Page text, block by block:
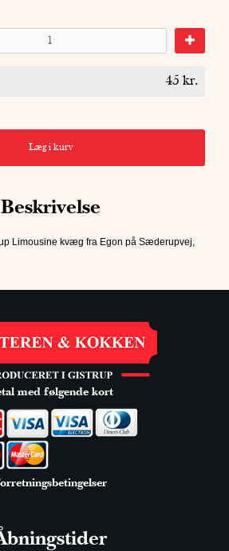
45 kr.
Læg i kurv
Beskrivelse
Limousine kvæg fra Egon på Sæderupvej,
med følgende kort